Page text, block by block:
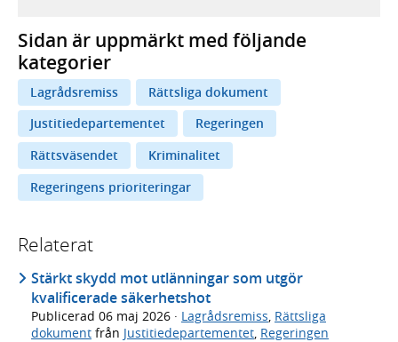
Sidan är uppmärkt med följande
kategorier
Lagrådsremiss
Rättsliga dokument
Justitiedepartementet
Regeringen
Rättsväsendet
Kriminalitet
Regeringens prioriteringar
Relaterat
Stärkt skydd mot utlänningar som utgör
kvalificerade säkerhetshot
Publicerad 06 maj 2026 · Lagrådsremiss Rättsliga
dokument från Justitiedepartementet Regeringen